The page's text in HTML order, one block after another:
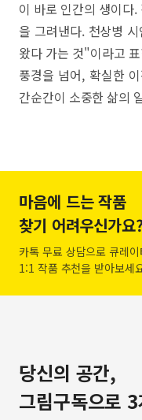
이 바로 인간의 생이다
을 그려낸다. 천상병
왔다 가는 것"이라고
풍경을 넘어, 확실한
간순간이 소중한 삶의
마음에 드는 작품
찾기 어려우신가요
카톡 무료 상담으로 큐레이
1:1 작품 추천을 받아보
당신의 공간,
그림구독으로